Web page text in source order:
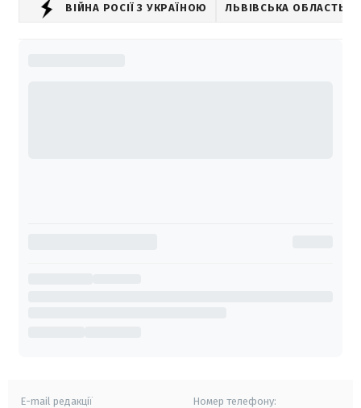
ВІЙНА РОСІЇ З УКРАЇНОЮ ЛЬВІВСЬКА ОБЛАСТЬ
E-mail редакції Номер телефону: